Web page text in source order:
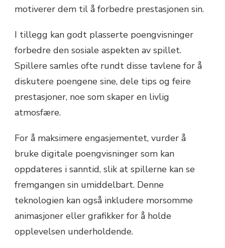
motiverer dem til å forbedre prestasjonen sin.
I tillegg kan godt plasserte poengvisninger
forbedre den sosiale aspekten av spillet.
Spillere samles ofte rundt disse tavlene for å
diskutere poengene sine, dele tips og feire
prestasjoner, noe som skaper en livlig
atmosfære.
For å maksimere engasjementet, vurder å
bruke digitale poengvisninger som kan
oppdateres i sanntid, slik at spillerne kan se
fremgangen sin umiddelbart. Denne
teknologien kan også inkludere morsomme
animasjoner eller grafikker for å holde
opplevelsen underholdende.